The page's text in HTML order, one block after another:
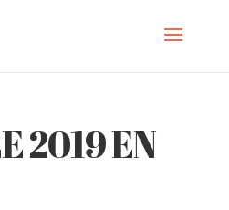
2019 EN